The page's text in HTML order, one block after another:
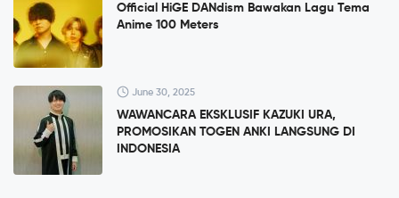
Official HiGE DANdism Bawakan Lagu Tema
Anime 100 Meters
June 30, 2025
WAWANCARA EKSKLUSIF KAZUKI URA,
PROMOSIKAN TOGEN ANKI LANGSUNG DI
INDONESIA